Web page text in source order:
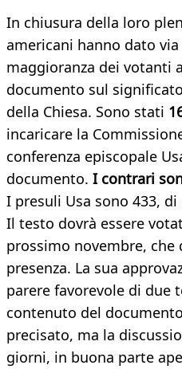
In chiusura della loro
americani hanno dato
maggioranza dei votanti
documento sul
della Chiesa. Sono stati
incaricare la
conferenza episcopale
documento. I contrari
I presuli Usa sono 433,
Il testo dovrà essere
prossimo novembre, che
presenza. La sua
parere favorevole di due
contenuto del
precisato, ma la
giorni, in buona parte